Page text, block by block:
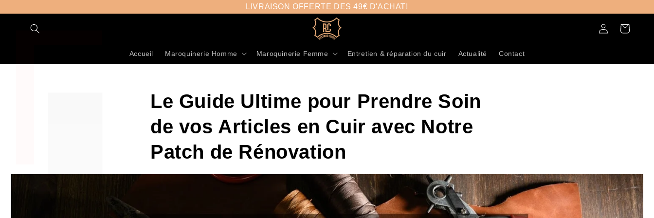
Γ
contenu
LIVRAISON OFFERTE DES 49€ D'ACHAT!
Accueil Maroquinerie Homme Maroquinerie Femme Entretien & réparation du cuir Actualité Contact
ConnexionPanier
Le Guide Ultime pour Prendre Soin
de vos Articles en Cuir avec Notre
Patch de Rénovation